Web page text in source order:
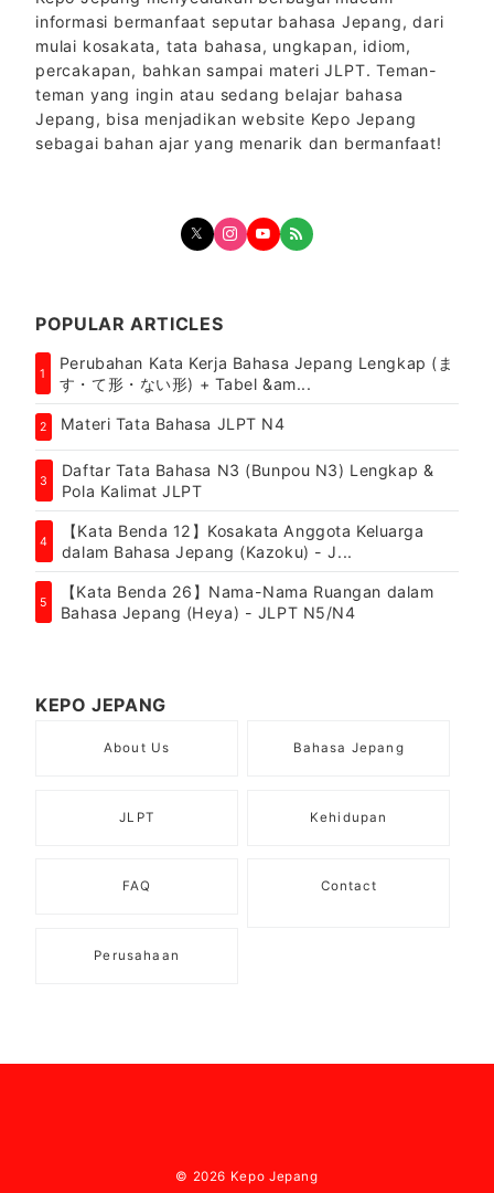
informasi bermanfaat seputar bahasa Jepang, dari
mulai kosakata, tata bahasa, ungkapan, idiom,
percakapan, bahkan sampai materi JLPT. Teman-
teman yang ingin atau sedang belajar bahasa
Jepang, bisa menjadikan website Kepo Jepang
sebagai bahan ajar yang menarik dan bermanfaat!
POPULAR ARTICLES
1
Perubahan Kata Kerja Bahasa Jepang Lengkap (ま
す・て形・ない形) + Tabel &am...
2 Materi Tata Bahasa JLPT N4
3
Daftar Tata Bahasa N3 (Bunpou N3) Lengkap &
Pola Kalimat JLPT
4
【Kata Benda 12】Kosakata Anggota Keluarga
dalam Bahasa Jepang (Kazoku) - J...
5
【Kata Benda 26】Nama-Nama Ruangan dalam
Bahasa Jepang (Heya) - JLPT N5/N4
KEPO JEPANG
About Us Bahasa Jepang
JLPT Kehidupan
FAQ Contact
Perusahaan
© 2026 Kepo Jepang